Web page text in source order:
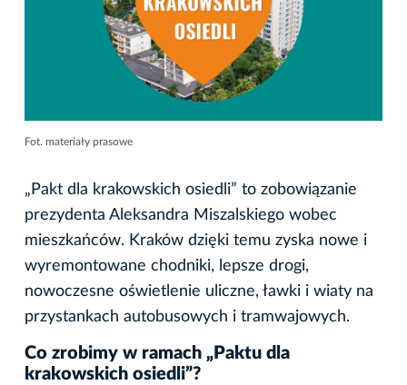
Fot. materiały prasowe
„Pakt dla krakowskich osiedli” to zobowiązanie
prezydenta Aleksandra Miszalskiego wobec
mieszkańców. Kraków dzięki temu zyska nowe i
wyremontowane chodniki, lepsze drogi,
nowoczesne oświetlenie uliczne, ławki i wiaty na
przystankach autobusowych i tramwajowych.
Co zrobimy w ramach „Paktu dla
krakowskich osiedli”?